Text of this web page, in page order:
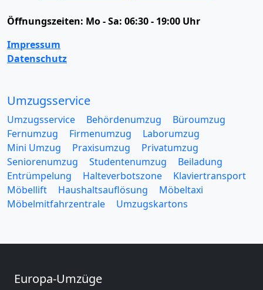
Öffnungszeiten: Mo - Sa: 06:30 - 19:00 Uhr
Impressum
Datenschutz
Umzugsservice
Umzugsservice Behördenumzug
Büroumzug
Fernumzug
Firmenumzug
Laborumzug
Mini Umzug
Praxisumzug
Privatumzug
Seniorenumzug
Studentenumzug
Beiladung
Entrümpelung
Halteverbotszone
Klaviertransport
Möbellift
Haushaltsauflösung
Möbeltaxi
Möbelmitfahrzentrale
Umzugskartons
Europa-Umzüge